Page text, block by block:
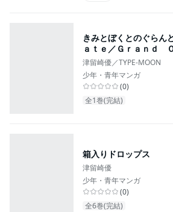
きみとぼくとのぐら
ａｔｅ／Ｇｒａｎｄ
津留崎優／TYPE-MOON
少年・青年マンガ
(0)
全1巻(完結)
箱入りドロップス
津留崎優
少年・青年マンガ
(0)
全6巻(完結)